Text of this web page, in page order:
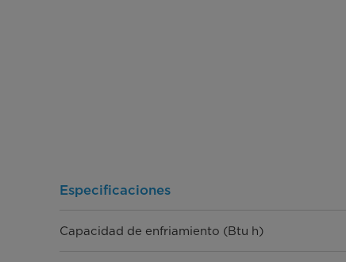
Especificaciones
Capacidad de enfriamiento (Btu h)